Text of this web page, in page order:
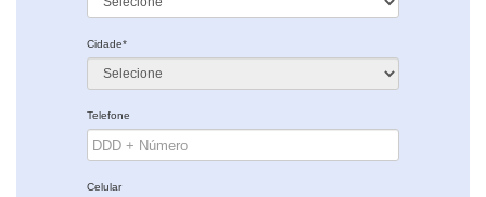
Cidade*
Telefone
Celular